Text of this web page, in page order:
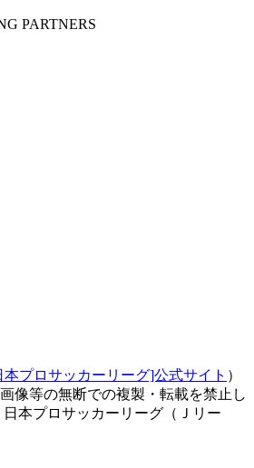
PARTNERS
本プロサッカーリーグ]公式サイト ）
像等の無断での複製・転載を禁止し
本プロサッカーリーグ（Ｊリー